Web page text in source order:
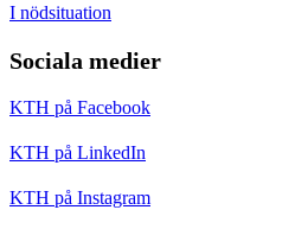
I nödsituation
Sociala medier
KTH på Facebook
KTH på LinkedIn
KTH på Instagram